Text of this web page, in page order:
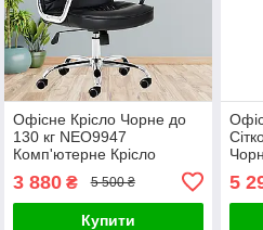
Офісне Крісло Чорне до
130 кг NEO9947
Комп'ютерне Крісло
Керівника з Механізмом
Гойдання TILT Поворотне
на Коліщатках
3 880₴ 5 500 ₴
Купити
5